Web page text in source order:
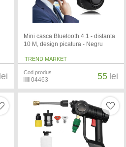
lei
Mini casca Bluetooth 4.1 - distanta
10 M, design picatura - Negru
TREND MARKET
Cod produs
04463 55 lei